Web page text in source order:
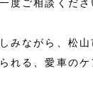
度ご相談くださ
みながら、松山
れる、愛車のケ